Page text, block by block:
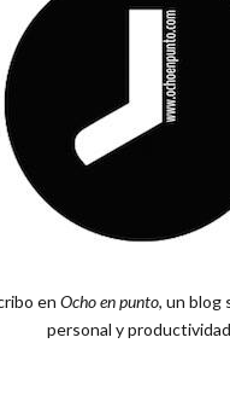
en Ocho en punto, un blog
personal y productividad